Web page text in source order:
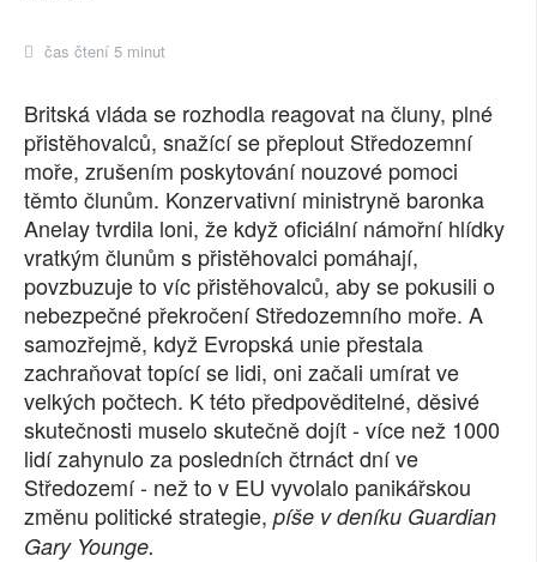
PŘÍSPĚVKY NA PROVOZ
SOCIÁLNÍ SÍTĚ
RUBRIKY
PLNÁ VERZE STRÁNEK
čas čtení 5 minut
Britská vláda se rozhodla reagovat na čluny, plné
přistěhovalců, snažící se přeplout Středozemní
moře, zrušením poskytování nouzové pomoci
těmto člunům. Konzervativní ministryně baronka
Anelay tvrdila loni, že když oficiální námořní hlídky
vratkým člunům s přistěhovalci pomáhají,
povzbuzuje to víc přistěhovalců, aby se pokusili o
nebezpečné překročení Středozemního moře. A
samozřejmě, když Evropská unie přestala
zachraňovat topící se lidi, oni začali umírat ve
velkých počtech. K této předpověditelné, děsivé
skutečnosti muselo skutečně dojít - více než 1000
lidí zahynulo za posledních čtrnáct dní ve
Středozemí - než to v EU vyvolalo panikářskou
změnu politické strategie, píše v deníku Guardian
Gary Younge.